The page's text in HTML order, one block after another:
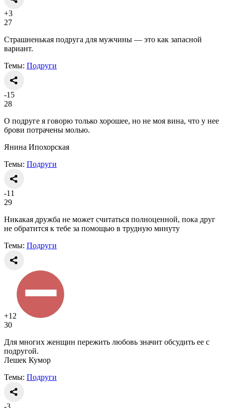
+3
27
Страшненькая подруга для мужчины — это как запасной
вариант.
Темы: Подруги
-15
28
О подруге я говорю только хорошее, но не моя вина, что у нее
брови потрачены молью.
Янина Ипохорская
Темы: Подруги
-11
29
Никакая дружба не может считаться полноценной, пока друг
не обратится к тебе за помощью в трудную минуту
Темы: Подруги
+12
30
Для многих женщин пережить любовь значит обсудить ее с
подругой.
Лешек Кумор
Темы: Подруги
-3